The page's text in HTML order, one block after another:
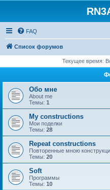
FAQ
Список форумов
Текущее время:
Обо мне
About me
Темы: 1
My constructions
Мои поделки
Темы: 28
Repeat constructions
Повторенные мною
Темы: 20
Soft
Программы
Темы: 10